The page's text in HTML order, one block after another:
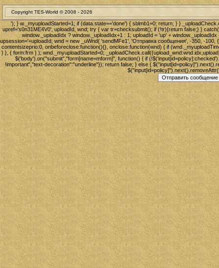
Copyright TES-World © 2008 - 2026
'); } w._myuploadStarted=1; if (data.state=='done') { sblmb1=0; return; } }
upref='s0n31ME4V0', uploadId, wnd; try { var tr=checksubmit(); if (!tr){return false;} }
window._uploadIdx ? window._uploadIdx+1 : 1; uploadId = 'up' +
upsession='+uploadId; wnd = new _uWnd( 'sendMFe1', 'Отправка сообщения', -350, -
contentsizeprio:0, onbeforeclose:function(){}, onclose:function(wnd) { if
} }, { form:frm } ); wnd._myuploadStarted=0;
$('body').on("submit","form[name=mform]", function() { if
!important","text-decoration":"underline"}); return false; } else {